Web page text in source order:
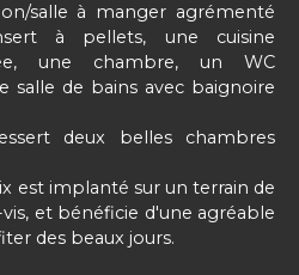
salle à manger agrémenté
à pellets, une cuisine
une chambre, un WC
salle de bains avec baignoire
deux belles chambres
est implanté sur un terrain de
vis, et bénéficie d'une agréable
des beaux jours.